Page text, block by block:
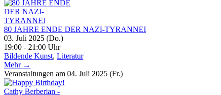
80 JAHRE ENDE DER NAZI-TYRANNEI
03. Juli 2025 (Do.)
19:00 - 21:00 Uhr
Bildende Kunst, Literatur
Mehr →
Veranstaltungen am 04. Juli 2025 (Fr.)